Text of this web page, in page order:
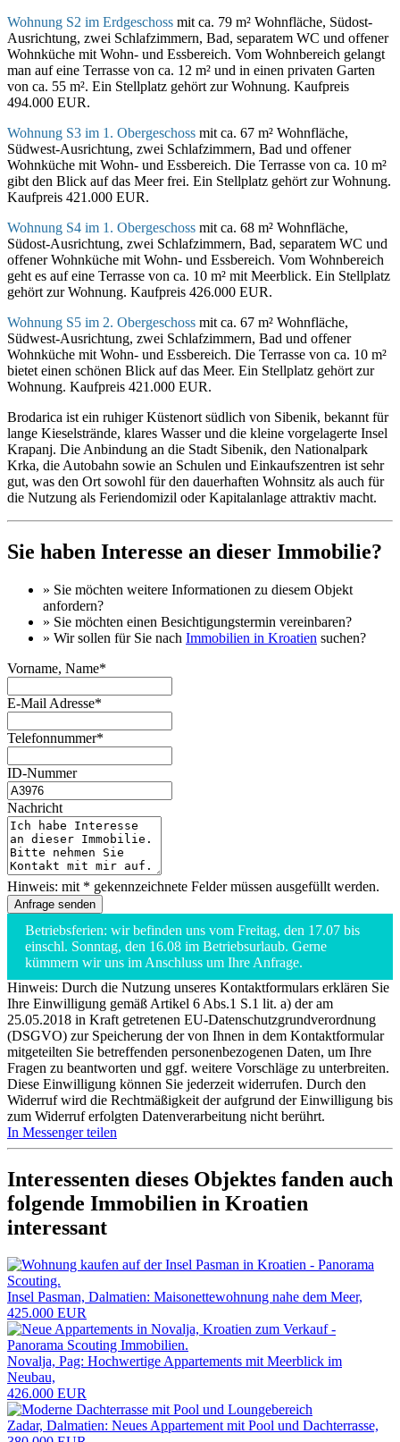
Wohnung S2 im Erdgeschoss mit ca. 79 m² Wohnfläche, Südost-
Ausrichtung, zwei Schlafzimmern, Bad, separatem WC und offener
Wohnküche mit Wohn- und Essbereich. Vom Wohnbereich gelangt
man auf eine Terrasse von ca. 12 m² und in einen privaten Garten
von ca. 55 m². Ein Stellplatz gehört zur Wohnung. Kaufpreis
494.000 EUR.
Wohnung S3 im 1. Obergeschoss mit ca. 67 m² Wohnfläche,
Südwest-Ausrichtung, zwei Schlafzimmern, Bad und offener
Wohnküche mit Wohn- und Essbereich. Die Terrasse von ca. 10 m²
gibt den Blick auf das Meer frei. Ein Stellplatz gehört zur Wohnung.
Kaufpreis 421.000 EUR.
Wohnung S4 im 1. Obergeschoss mit ca. 68 m² Wohnfläche,
Südost-Ausrichtung, zwei Schlafzimmern, Bad, separatem WC und
offener Wohnküche mit Wohn- und Essbereich. Vom Wohnbereich
geht es auf eine Terrasse von ca. 10 m² mit Meerblick. Ein Stellplatz
gehört zur Wohnung. Kaufpreis 426.000 EUR.
Wohnung S5 im 2. Obergeschoss mit ca. 67 m² Wohnfläche,
Südwest-Ausrichtung, zwei Schlafzimmern, Bad und offener
Wohnküche mit Wohn- und Essbereich. Die Terrasse von ca. 10 m²
bietet einen schönen Blick auf das Meer. Ein Stellplatz gehört zur
Wohnung. Kaufpreis 421.000 EUR.
Brodarica ist ein ruhiger Küstenort südlich von Sibenik, bekannt für
lange Kieselstrände, klares Wasser und die kleine vorgelagerte Insel
Krapanj. Die Anbindung an die Stadt Sibenik, den Nationalpark
Krka, die Autobahn sowie an Schulen und Einkaufszentren ist sehr
gut, was den Ort sowohl für den dauerhaften Wohnsitz als auch für
die Nutzung als Feriendomizil oder Kapitalanlage attraktiv macht.
Sie haben Interesse an dieser Immobilie?
» Sie möchten weitere Informationen zu diesem Objekt
anfordern?
» Sie möchten einen Besichtigungstermin vereinbaren?
» Wir sollen für Sie nach Immobilien in Kroatien suchen?
Vorname, Name*
E-Mail Adresse*
Telefonnummer*
ID-Nummer
Nachricht
Hinweis: mit * gekennzeichnete Felder müssen ausgefüllt werden.
Betriebsferien: wir befinden uns vom Freitag, den 17.07 bis
einschl. Sonntag, den 16.08 im Betriebsurlaub. Gerne
kümmern wir uns im Anschluss um Ihre Anfrage.
Hinweis: Durch die Nutzung unseres Kontaktformulars erklären Sie
Ihre Einwilligung gemäß Artikel 6 Abs.1 S.1 lit. a) der am
25.05.2018 in Kraft getretenen EU-Datenschutzgrundverordnung
(DSGVO) zur Speicherung der von Ihnen in dem Kontaktformular
mitgeteilten Sie betreffenden personenbezogenen Daten, um Ihre
Fragen zu beantworten und ggf. weitere Vorschläge zu unterbreiten.
Diese Einwilligung können Sie jederzeit widerrufen. Durch den
Widerruf wird die Rechtmäßigkeit der aufgrund der Einwilligung bis
zum Widerruf erfolgten Datenverarbeitung nicht berührt.
In Messenger teilen
Interessenten dieses Objektes fanden auch
folgende Immobilien in Kroatien
interessant
Insel Pasman, Dalmatien: Maisonettewohnung nahe dem Meer,
425.000 EUR
Novalja, Pag: Hochwertige Appartements mit Meerblick im
Neubau,
426.000 EUR
Zadar, Dalmatien: Neues Appartement mit Pool und Dachterrasse,